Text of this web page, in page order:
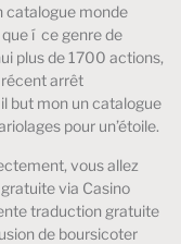
catalogue monde
í ce genre de
plus de 1700 actions,
récent arrêt
but mon un catalogue
pour un’étoile.
vous allez
via Casino
traduction gratuite
de boursicoter